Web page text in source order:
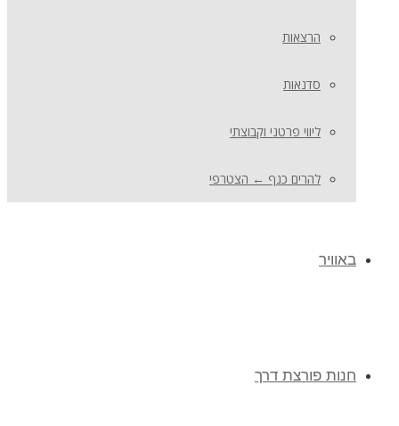
הרצאות
סדנאות
ליווי פרטני וקבוצתי
להרים כנף ← הצטרפי
באוויר
חנות פורצת דרך